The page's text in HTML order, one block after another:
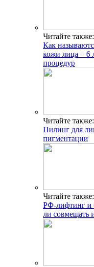
Читайте также:
Как
кожи лица – 6
процедур
Читайте также:
Пилинг для
пигментации
Читайте также:
РФ-лифтинг и
ли совмещать